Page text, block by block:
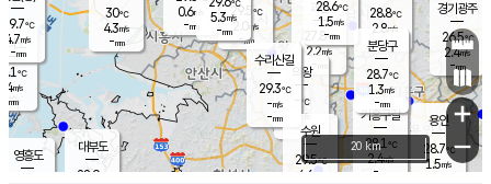
의도
℃
m/s
mm
영흥도
과천
27.8℃
2.2m/s
- mm
용인
28.7℃
1.5m/s
경기광주
26.5℃
2.4m/s
-mm
대부도
28.9
의왕
- ℃
m/s
mm
29.5 ℃
2.0 m/s
-mm
0.6m/s
-mm
℃
5.3m/s
-mm
28.8℃
2.8m/s
-mm
28.6℃
1.5m/s
-mm
기흥구갈
28.1℃
2.4m/s
-
수리산길
29.3℃
-m/s
-mm
분당구
28.7℃
1.3m/s
-mm
29.7℃
4.7m/s
-mm
수원
29.5℃
4.6 m/s
30℃
4.3m/s
-mm
+
−
20 km